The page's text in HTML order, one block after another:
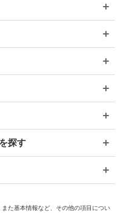
探す
た基本情報など、その他の項目につい